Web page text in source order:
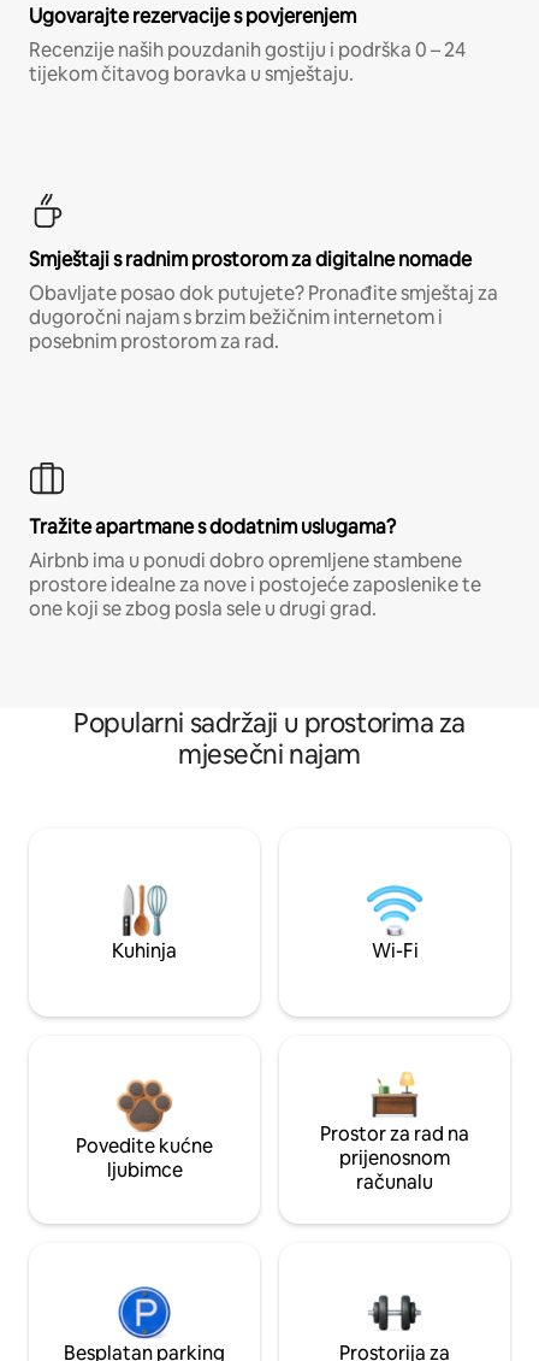
Ugovarajte rezervacije s povjerenjem
Recenzije naših pouzdanih gostiju i podrška 0 – 24
tijekom čitavog boravka u smještaju.
Smještaji s radnim prostorom za digitalne nomade
Obavljate posao dok putujete? Pronađite smještaj za
dugoročni najam s brzim bežičnim internetom i
posebnim prostorom za rad.
Tražite apartmane s dodatnim uslugama?
Airbnb ima u ponudi dobro opremljene stambene
prostore idealne za nove i postojeće zaposlenike te
one koji se zbog posla sele u drugi grad.
Popularni sadržaji u prostorima za
mjesečni najam
Kuhinja Wi-Fi
Povedite kućne
ljubimce
Prostor za rad na
prijenosnom
računalu
Besplatan parking
Prostorija za